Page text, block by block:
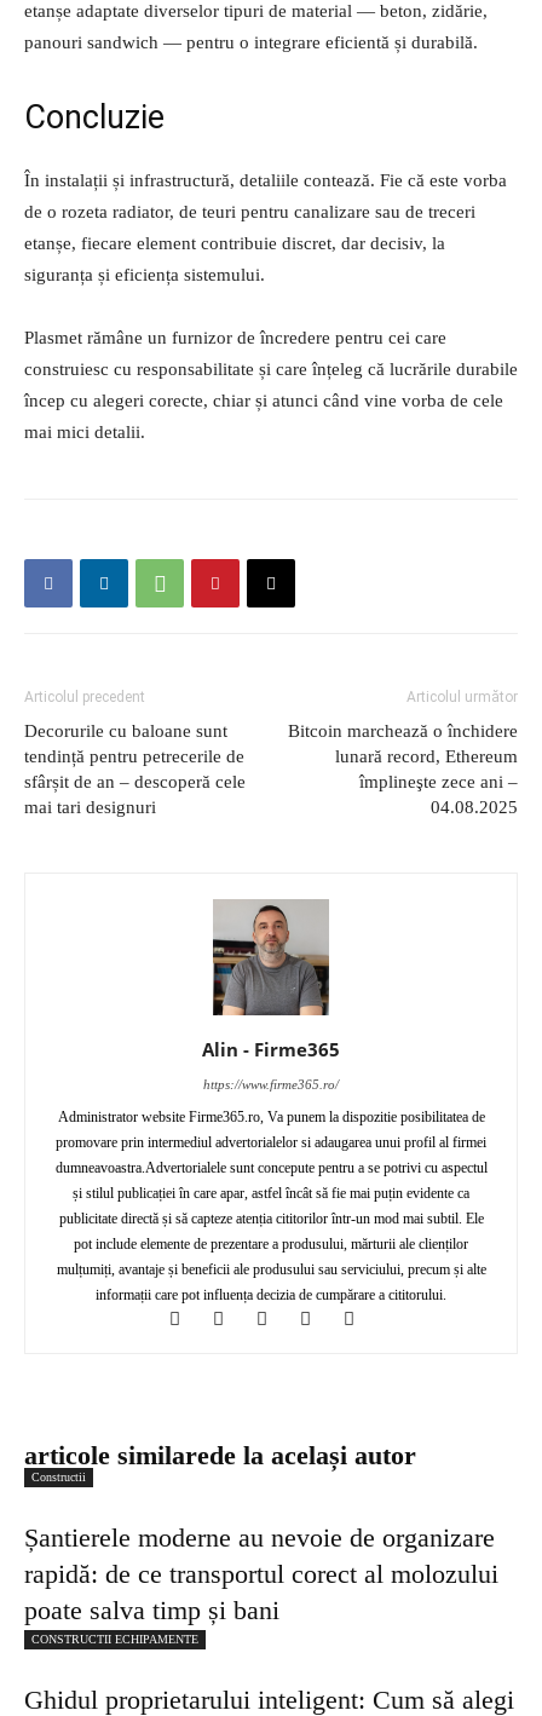
etanșe adaptate diverselor tipuri de material — beton, zidărie,
panouri sandwich — pentru o integrare eficientă și durabilă.
Concluzie
În instalații și infrastructură, detaliile contează. Fie că este vorba
de o rozeta radiator, de teuri pentru canalizare sau de treceri
etanșe, fiecare element contribuie discret, dar decisiv, la
siguranța și eficiența sistemului.
Plasmet rămâne un furnizor de încredere pentru cei care
construiesc cu responsabilitate și care înțeleg că lucrările durabile
încep cu alegeri corecte, chiar și atunci când vine vorba de cele
mai mici detalii.
Articolul precedent
Decorurile cu baloane sunt
tendință pentru petrecerile de
sfârșit de an – descoperă cele
mai tari designuri
Articolul următor
Bitcoin marchează o închidere
lunară record, Ethereum
împlineşte zece ani –
04.08.2025
Alin - Firme365
https://www.firme365.ro/
Administrator website Firme365.ro, Va punem la dispozitie posibilitatea de
promovare prin intermediul advertorialelor si adaugarea unui profil al firmei
dumneavoastra.Advertorialele sunt concepute pentru a se potrivi cu aspectul
și stilul publicației în care apar, astfel încât să fie mai puțin evidente ca
publicitate directă și să capteze atenția cititorilor într-un mod mai subtil. Ele
pot include elemente de prezentare a produsului, mărturii ale clienților
mulțumiți, avantaje și beneficii ale produsului sau serviciului, precum și alte
informații care pot influența decizia de cumpărare a cititorului.
articole similarede la același autor
Constructii
Șantierele moderne au nevoie de organizare
rapidă: de ce transportul corect al molozului
poate salva timp și bani
CONSTRUCTII ECHIPAMENTE
Ghidul proprietarului inteligent: Cum să alegi